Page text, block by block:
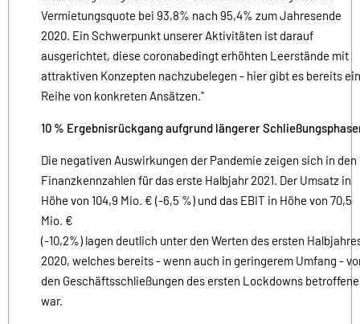
Vermietungsquote bei 93,8% nach 95,4% zum Jahresende
2020. Ein Schwerpunkt unserer Aktivitäten ist darauf
ausgerichtet, diese coronabedingt erhöhten Leerstände mit
attraktiven Konzepten nachzubelegen - hier gibt es bereits
Reihe von konkreten Ansätzen."
10 % Ergebnisrückgang aufgrund längerer
Die negativen Auswirkungen der Pandemie zeigen sich in den
Finanzkennzahlen für das erste Halbjahr 2021. Der Umsatz in
Höhe von 104,9 Mio. € (-6,5 %) und das EBIT in Höhe von 70,5
Mio. €
(-10,2%) lagen deutlich unter den Werten des ersten
2020, welches bereits - wenn auch in geringerem Umfang -
den Geschäftsschließungen des ersten Lockdowns
war.